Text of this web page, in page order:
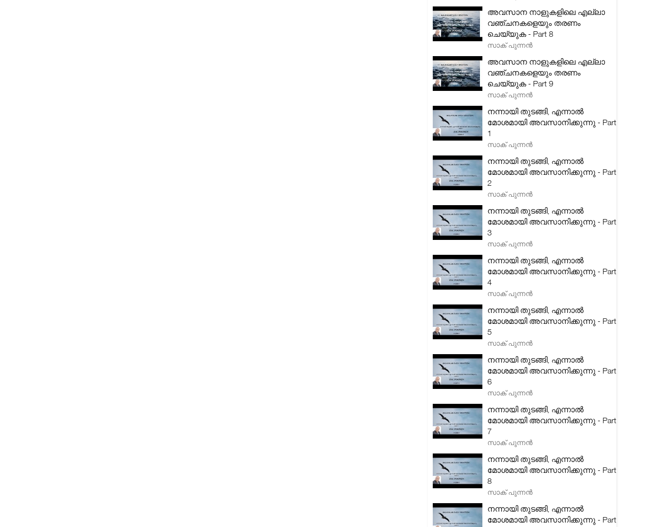
അവസാന നാളുകളിലെ എല്ലാ
വഞ്ചനകളെയും തരണം
ചെയ്യുക - Part 8
സാക് പുന്നൻ
അവസാന നാളുകളിലെ എല്ലാ
വഞ്ചനകളെയും തരണം
ചെയ്യുക - Part 9
സാക് പുന്നൻ
നന്നായി തുടങ്ങി, എന്നാൽ
മോശമായി അവസാനിക്കുന്നു - Part
1
സാക് പുന്നൻ
നന്നായി തുടങ്ങി, എന്നാൽ
മോശമായി അവസാനിക്കുന്നു - Part
2
സാക് പുന്നൻ
നന്നായി തുടങ്ങി, എന്നാൽ
മോശമായി അവസാനിക്കുന്നു - Part
3
സാക് പുന്നൻ
നന്നായി തുടങ്ങി, എന്നാൽ
മോശമായി അവസാനിക്കുന്നു - Part
4
സാക് പുന്നൻ
നന്നായി തുടങ്ങി, എന്നാൽ
മോശമായി അവസാനിക്കുന്നു - Part
5
സാക് പുന്നൻ
നന്നായി തുടങ്ങി, എന്നാൽ
മോശമായി അവസാനിക്കുന്നു - Part
6
സാക് പുന്നൻ
നന്നായി തുടങ്ങി, എന്നാൽ
മോശമായി അവസാനിക്കുന്നു - Part
7
സാക് പുന്നൻ
നന്നായി തുടങ്ങി, എന്നാൽ
മോശമായി അവസാനിക്കുന്നു - Part
8
സാക് പുന്നൻ
നന്നായി തുടങ്ങി, എന്നാൽ
മോശമായി അവസാനിക്കുന്നു - Part